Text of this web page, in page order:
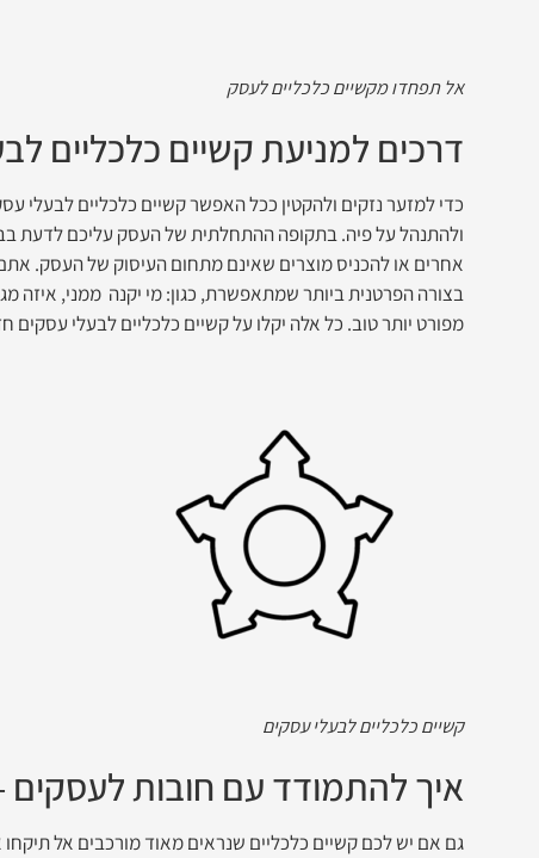
אל תפחדו מקשיים כלכליים לעסק
דרכים למניעת קשיים כלכליים
כדי למזער נזקים ולהקטין ככל האפשר קשיים כלכליים לבעלי
ולהתנהל על פיה. בתקופה ההתחלתית של העסק עליכם לדעת
אחרים או להכניס מוצרים שאינם מתחום העיסוק של העסק.
בצורה הפרטנית ביותר שמתאפשרת, כגון: מי יקנה ממני, איזה
מפורט יותר טוב. כל אלה יקלו על קשיים כלכליים לבעלי עסקים
קשיים כלכליים לבעלי עסקים
איך להתמודד עם חובות לעסקים
גם אם יש לכם קשיים כלכליים שנראים מאוד מורכבים אל